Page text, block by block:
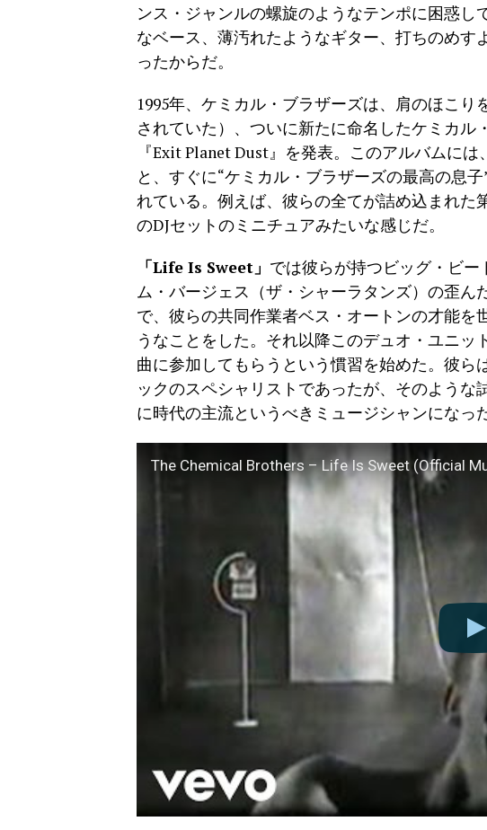
ンス・ジャンルの螺旋のようなテンポに困惑
なベース、薄汚れたようなギター、打ちのめ
ったからだ。
1995年、ケミカル・ブラザーズは、肩のほこ
されていた）、ついに新たに命名したケミカ
『Exit Planet Dust』を発表。このアルバムに
と、すぐに“ケミカル・ブラザーズの最高の息
れている。例えば、彼らの全てが詰め込まれた
のDJセットのミニチュアみたいな感じだ。
「Life Is Sweet」 では彼らが持つビッグ・ビ
ム・バージェス（ザ・シャーラタンズ）の歪
で、彼らの共同作業者ベス・オートンの才能を
うなことをした。それ以降このデュオ・ユニ
曲に参加してもらうという慣習を始めた。彼
ックのスペシャリストであったが、そのよう
に時代の主流というべきミュージシャンになった
The Chemical Brothers – Life Is Sweet (Official